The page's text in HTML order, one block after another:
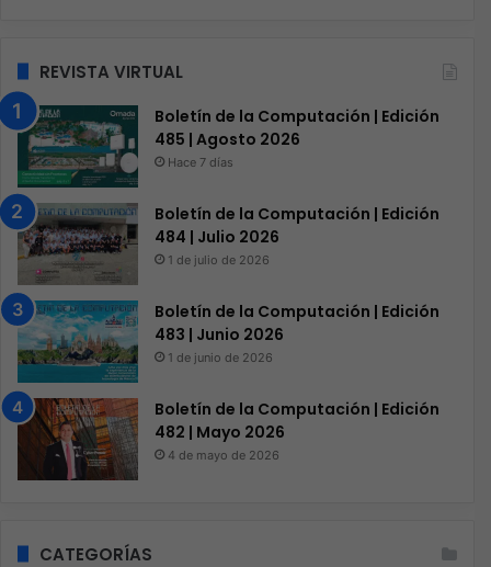
REVISTA VIRTUAL
Boletín de la Computación | Edición
485 | Agosto 2026
Hace 7 días
Boletín de la Computación | Edición
484 | Julio 2026
1 de julio de 2026
Boletín de la Computación | Edición
483 | Junio 2026
1 de junio de 2026
Boletín de la Computación | Edición
482 | Mayo 2026
4 de mayo de 2026
CATEGORÍAS